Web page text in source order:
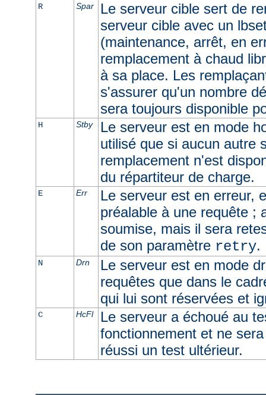
R Spar
Le serveur cible sert de
serveur cible avec un
(maintenance, arrêt, en
remplacement à chaud
à sa place. Les
s'assurer qu'un nombre
sera toujours disponible
H Stby
Le serveur est en mode
utilisé que si aucun autre
remplacement n'est
du répartiteur de charge.
E Err
Le serveur est en erreur,
préalable à une requête ;
soumise, mais il sera
de son paramètre retry.
N Drn
Le serveur est en mode
requêtes que dans le
qui lui sont réservées et
C HcFl
Le serveur a échoué au
fonctionnement et ne
réussi un test ultérieur.